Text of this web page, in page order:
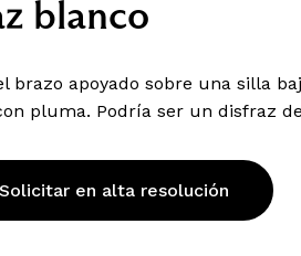
blanco
brazo apoyado sobre una silla
pluma. Podría ser un disfraz
Solicitar en alta resolución